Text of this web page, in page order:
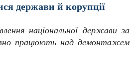
держави й корупції
національної держави за
працюють над демонтажем